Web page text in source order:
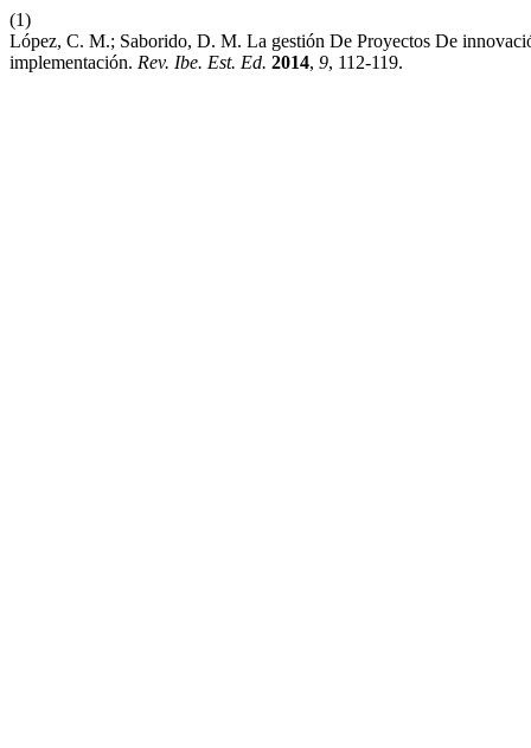
(1)
López, C. M.; Saborido, D. M. La gestión De Proyectos De
implementación. Rev. Ibe. Est. Ed. 2014, 9, 112-119.